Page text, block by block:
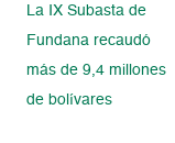
La IX Subasta de
Fundana recaudó
más de 9,4 millones
de bolívares